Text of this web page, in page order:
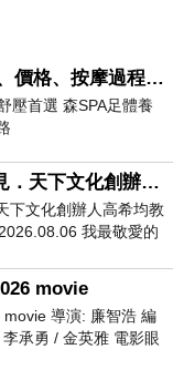
招牌森雞湯課程腳底+指壓體驗！環境、價格、按摩過程全紀錄，森SPA足體養生館松江館最新價格表
壓首選 森SPA足體養
我最敬愛的老闆、遠見．天下文化創辦人高希均教授
下文化創辦人高希均教
我最敬愛的
高希均教
movie
導演: 廉智浩 編
承勇 / 金英雅 電影眼